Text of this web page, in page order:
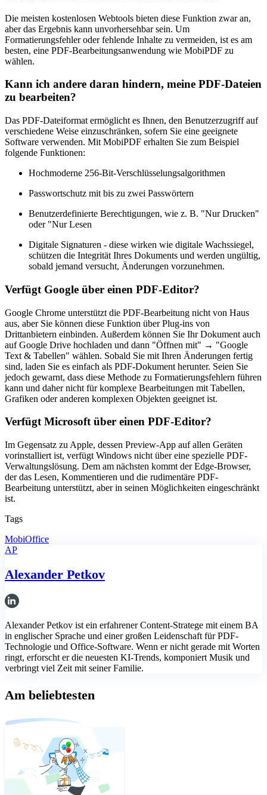
Die meisten kostenlosen Webtools bieten diese Funktion zwar an,
aber das Ergebnis kann unvorhersehbar sein. Um
Formatierungsfehler oder fehlende Inhalte zu vermeiden, ist es am
besten, eine PDF-Bearbeitungsanwendung wie MobiPDF zu
wählen.
Kann ich andere daran hindern, meine PDF-Dateien
zu bearbeiten?
Das PDF-Dateiformat ermöglicht es Ihnen, den Benutzerzugriff auf
verschiedene Weise einzuschränken, sofern Sie eine geeignete
Software verwenden. Mit MobiPDF erhalten Sie zum Beispiel
folgende Funktionen:
Hochmoderne 256-Bit-Verschlüsselungsalgorithmen
Passwortschutz mit bis zu zwei Passwörtern
Benutzerdefinierte Berechtigungen, wie z. B. "Nur Drucken"
oder "Nur Lesen
Digitale Signaturen - diese wirken wie digitale Wachssiegel,
schützen die Integrität Ihres Dokuments und werden ungültig,
sobald jemand versucht, Änderungen vorzunehmen.
Verfügt Google über einen PDF-Editor?
Google Chrome unterstützt die PDF-Bearbeitung nicht von Haus
aus, aber Sie können diese Funktion über Plug-ins von
Drittanbietern einbinden. Außerdem können Sie Ihr Dokument auch
auf Google Drive hochladen und dann "Öffnen mit" → "Google
Text & Tabellen" wählen. Sobald Sie mit Ihren Änderungen fertig
sind, laden Sie es einfach als PDF-Dokument herunter. Seien Sie
jedoch gewarnt, dass diese Methode zu Formatierungsfehlern führen
kann und daher nicht für komplexe Bearbeitungen mit Tabellen,
Grafiken oder anderen komplexen Objekten geeignet ist.
Verfügt Microsoft über einen PDF-Editor?
Im Gegensatz zu Apple, dessen Preview-App auf allen Geräten
vorinstalliert ist, verfügt Windows nicht über eine spezielle PDF-
Verwaltungslösung. Dem am nächsten kommt der Edge-Browser,
der das Lesen, Kommentieren und die rudimentäre PDF-
Bearbeitung unterstützt, aber in seinen Möglichkeiten eingeschränkt
ist.
Tags
MobiOffice
AP
Alexander Petkov
Alexander Petkov ist ein erfahrener Content-Stratege mit einem BA
in englischer Sprache und einer großen Leidenschaft für PDF-
Technologie und Office-Software. Wenn er nicht gerade mit Worten
ringt, erforscht er die neuesten KI-Trends, komponiert Musik und
verbringt viel Zeit mit seiner Familie.
Am beliebtesten